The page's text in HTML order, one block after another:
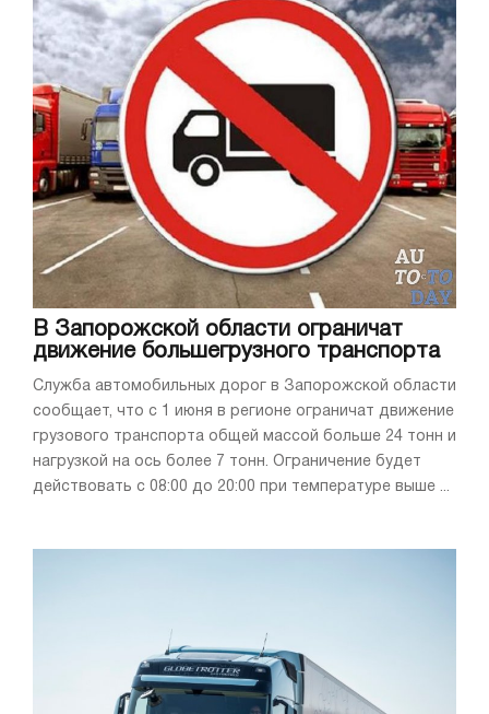
В Запорожской области ограничат
движение большегрузного транспорта
Служба автомобильных дорог в Запорожской области
сообщает, что с 1 июня в регионе ограничат движение
грузового транспорта общей массой больше 24 тонн и
нагрузкой на ось более 7 тонн. Ограничение будет
действовать с 08:00 до 20:00 при температуре выше ...